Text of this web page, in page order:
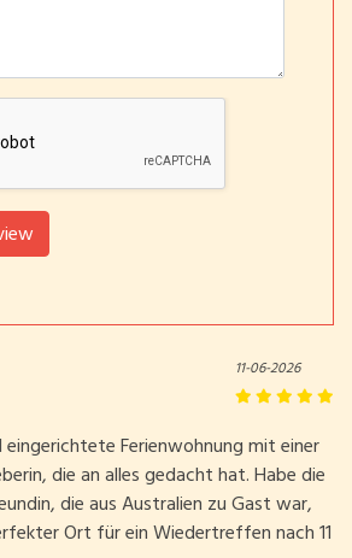
11-06-2026
Ferienwohnung mit einer
die an alles gedacht hat. Habe die
die aus Australien zu Gast war,
Ort für ein Wiedertreffen nach 11